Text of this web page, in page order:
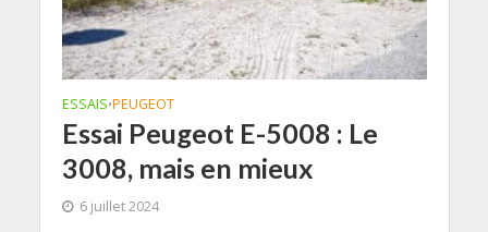
ESSAIS•PEUGEOT
Essai Peugeot E-5008 : Le
3008, mais en mieux
6 juillet 2024